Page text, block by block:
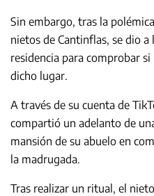
Sin embargo, tras la
nietos de Cantinflas, se dio a
residencia para comprobar
dicho lugar.
A través de su cuenta de
compartió un adelanto de
mansión de su abuelo en
la madrugada.
Tras realizar un ritual, el